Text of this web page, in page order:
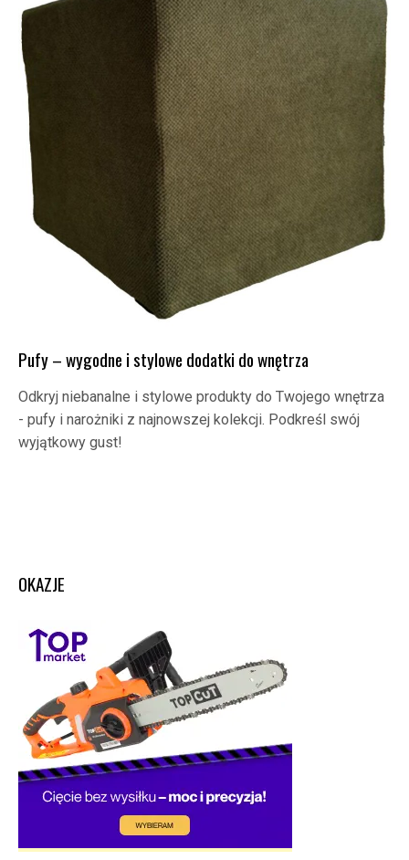
Pufy – wygodne i stylowe dodatki do wnętrza
Odkryj niebanalne i stylowe produkty do Twojego wnętrza
- pufy i narożniki z najnowszej kolekcji. Podkreśl swój
wyjątkowy gust!
OKAZJE